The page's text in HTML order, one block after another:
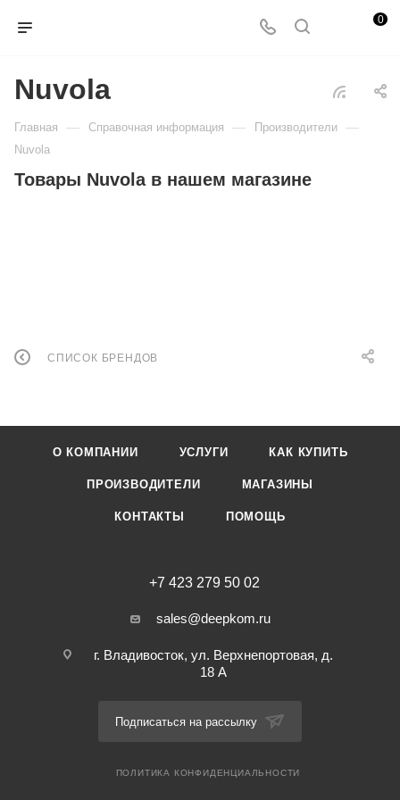
0
Nuvola
Главная — Справочная информация — Производители —
Nuvola
Товары Nuvola в нашем магазине
СПИСОК БРЕНДОВ
О КОМПАНИИ УСЛУГИ КАК КУПИТЬ
ПРОИЗВОДИТЕЛИ МАГАЗИНЫ
КОНТАКТЫ ПОМОЩЬ
+7 423 279 50 02
sales@deepkom.ru
г. Владивосток, ул. Верхнепортовая, д.
18 А
Подписаться на рассылку
ПОЛИТИКА КОНФИДЕНЦИАЛЬНОСТИ